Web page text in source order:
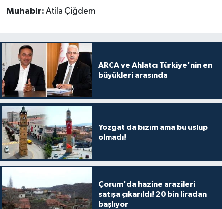
Muhabir: Atila Çiğdem
ARCA ve Ahlatcı Türkiye'nin en
büyükleri arasında
Yozgat da bizim ama bu üslup
olmadı!
Çorum'da hazine arazileri
satışa çıkarıldı! 20 bin liradan
başlıyor